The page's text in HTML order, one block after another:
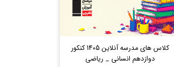
کلاس های مدرسه آنلاین 1405 کنکور
دوازدهم انسانی _ ریاضی